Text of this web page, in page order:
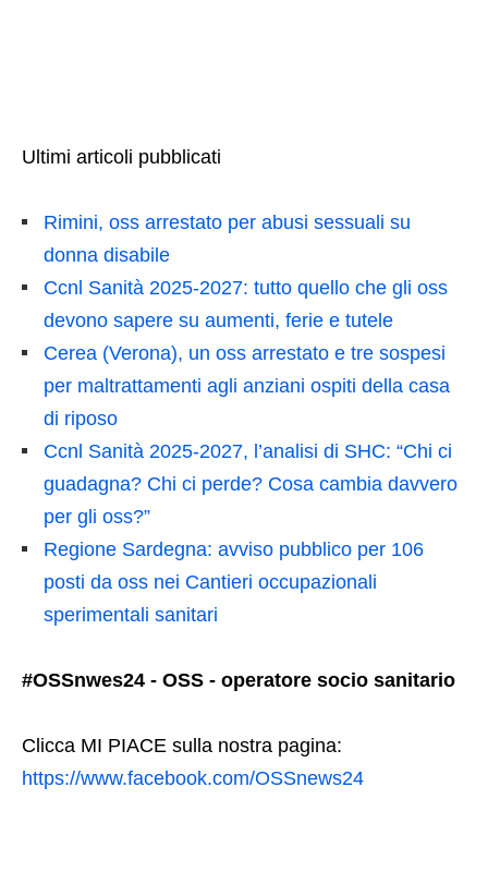
Ultimi articoli pubblicati
Rimini, oss arrestato per abusi sessuali su
donna disabile
Ccnl Sanità 2025-2027: tutto quello che gli oss
devono sapere su aumenti, ferie e tutele
Cerea (Verona), un oss arrestato e tre sospesi
per maltrattamenti agli anziani ospiti della casa
di riposo
Ccnl Sanità 2025-2027, l’analisi di SHC: “Chi ci
guadagna? Chi ci perde? Cosa cambia davvero
per gli oss?”
Regione Sardegna: avviso pubblico per 106
posti da oss nei Cantieri occupazionali
sperimentali sanitari
#OSSnwes24 - OSS - operatore socio sanitario
Clicca MI PIACE sulla nostra pagina:
https://www.facebook.com/OSSnews24